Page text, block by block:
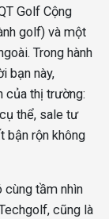
Golf Cộng
golf) và một
Trong hành
bạn này,
của thị trường:
thể, sale tư
bận rộn không
cùng tầm nhìn
cũng là